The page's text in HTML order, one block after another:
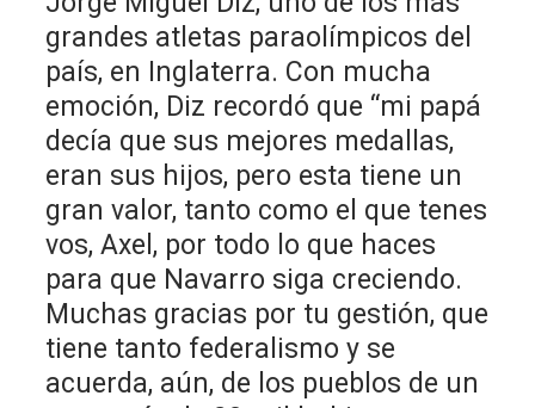
grandes atletas paraolímpicos del
país, en Inglaterra. Con mucha
emoción, Diz recordó que “mi papá
decía que sus mejores medallas,
eran sus hijos, pero esta tiene un
gran valor, tanto como el que tenes
vos, Axel, por todo lo que haces
para que Navarro siga creciendo.
Muchas gracias por tu gestión, que
tiene tanto federalismo y se
acuerda, aún, de los pueblos de un